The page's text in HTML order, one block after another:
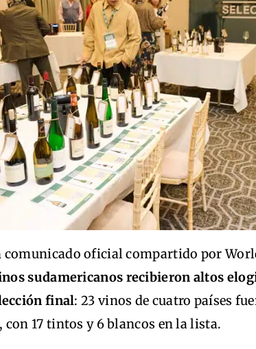
comunicado oficial compartido por
sudamericanos recibieron altos
final: 23 vinos de cuatro países
17 tintos y 6 blancos en la lista.